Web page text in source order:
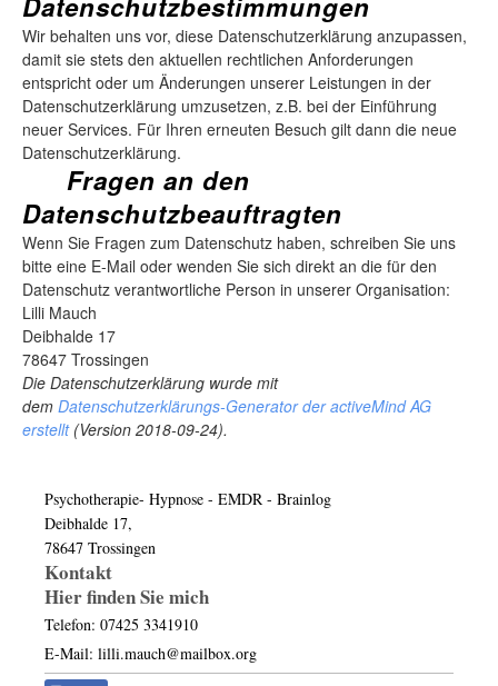
Wir behalten uns vor, diese Datenschutzerklärung anzupassen,
damit sie stets den aktuellen rechtlichen Anforderungen
entspricht oder um Änderungen unserer Leistungen in der
Datenschutzerklärung umzusetzen, z.B. bei der Einführung
neuer Services. Für Ihren erneuten Besuch gilt dann die neue
Datenschutzerklärung.
Fragen an den
Datenschutzbeauftragten
Wenn Sie Fragen zum Datenschutz haben, schreiben Sie uns
bitte eine E-Mail oder wenden Sie sich direkt an die für den
Datenschutz verantwortliche Person in unserer Organisation:
Lilli Mauch
Deibhalde 17
78647 Trossingen
Die Datenschutzerklärung wurde mit
dem Datenschutzerklärungs-Generator der activeMind AG
erstellt(Version 2018-09-24).
Psychotherapie- Hypnose - EMDR - Brainlog
Deibhalde 17,
78647 Trossingen
Kontakt
Hier finden Sie mich
Telefon: 07425 3341910
E-Mail: lilli.mauch@mailbox.org